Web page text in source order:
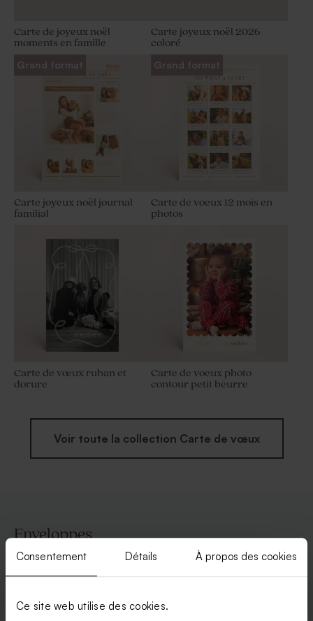
Consentement Détails À propos des cookies
Ce site web utilise des cookies.
Carte de joyeux noël
moments en famille
Carte joyeux noël 2026
coloré
Grand format
Carte joyeux noël journal
familial
Grand format
Carte de voeux 12 mois en
photos
Carte de vœux ruban et
dorure
Carte de voeux photo
contour petit beurre
Voir toute la collection Carte de vœux
Enveloppes